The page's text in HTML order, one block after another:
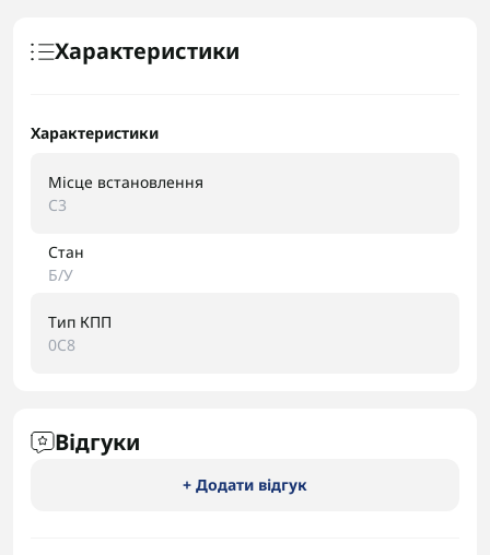
Характеристики
Характеристики
Місце встановлення
C3
Стан
Б/У
Тип КПП
0C8
Відгуки
+ Додати відгук